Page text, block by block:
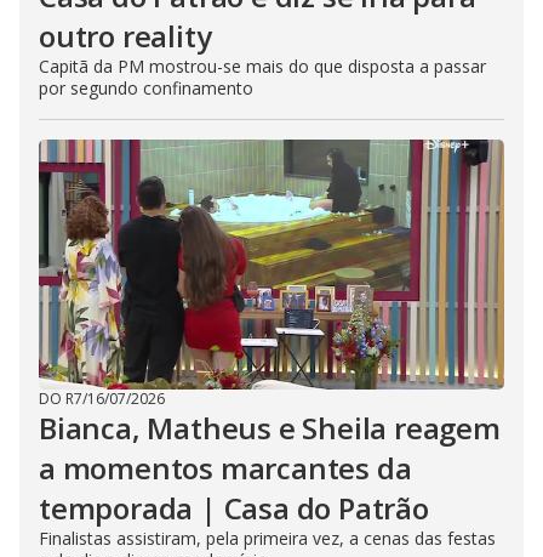
outro reality
Capitã da PM mostrou-se mais do que disposta a passar
por segundo confinamento
DO R7/16/07/2026
Bianca, Matheus e Sheila reagem
a momentos marcantes da
temporada | Casa do Patrão
Finalistas assistiram, pela primeira vez, a cenas das festas